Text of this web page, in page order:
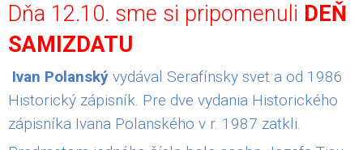
Dňa 12.10. sme si pripomenuli DEŇ
SAMIZDATU
Ivan Polanský vydával Serafínsky svet a od 1986
Historický zápisník. Pre dve vydania Historického
zápisníka Ivana Polanského v r. 1987 zatkli.